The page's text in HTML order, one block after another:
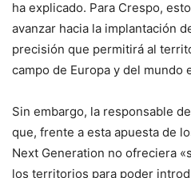
ha explicado. Para Crespo,
avanzar hacia la implantación
precisión que permitirá al
campo de Europa y del mundo
Sin embargo, la responsable
que, frente a esta apuesta de
Next Generation no ofreciera
los territorios para poder